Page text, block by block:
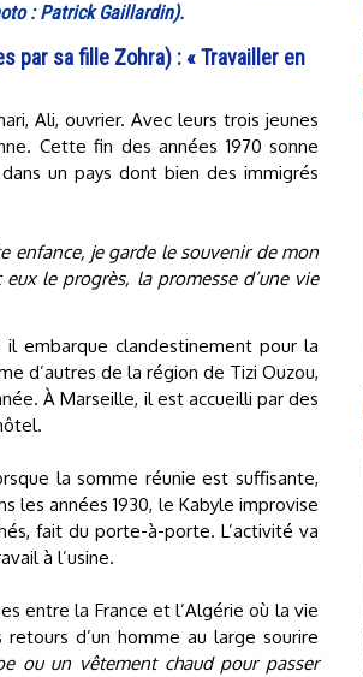
: Patrick Gaillardin).
par sa fille Zohra) : « Travailler en
Ali, ouvrier. Avec leurs trois jeunes
Cette fin des années 1970 sonne
un pays dont bien des immigrés
enfance, je garde le souvenir de mon
le progrès, la promesse d’une vie
il embarque clandestinement pour la
d’autres de la région de Tizi Ouzou,
À Marseille, il est accueilli par des
la somme réunie est suffisante,
les années 1930, le Kabyle improvise
fait du porte-à-porte. L’activité va
à l’usine.
entre la France et l’Algérie où la vie
d’un homme au large sourire
ou un vêtement chaud pour passer